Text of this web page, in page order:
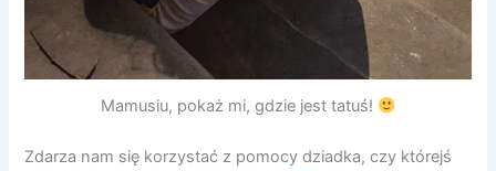
Mamusiu, pokaż mi, gdzie jest tatuś!
Zdarza nam się korzystać z pomocy dziadka, czy którejś